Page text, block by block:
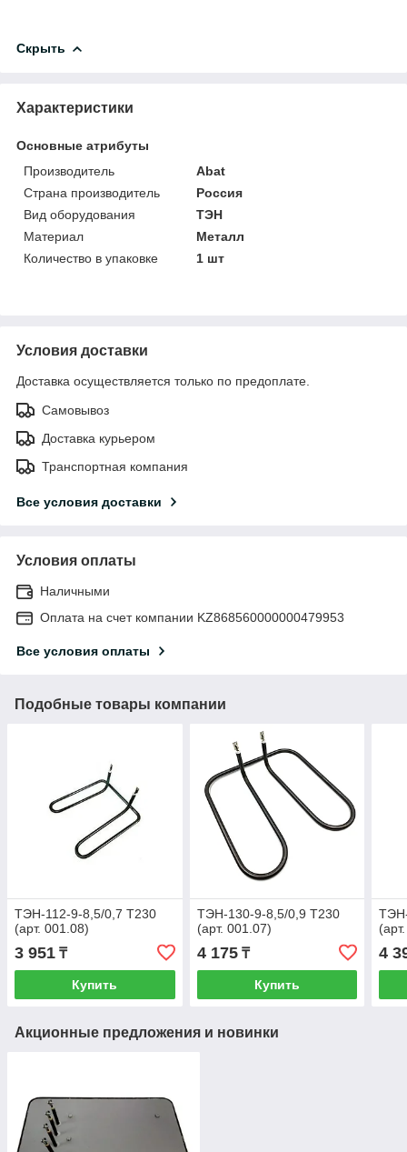
Скрыть
Характеристики
Основные атрибуты
Производитель
Abat
Страна производитель
Россия
Вид оборудования
ТЭН
Материал
Металл
Количество в упаковке
1 шт
Условия доставки
Доставка осуществляется только по предоплате.
Самовывоз
Доставка курьером
Транспортная компания
Все условия доставки
Условия оплаты
Наличными
Оплата на счет компании KZ868560000000479953
Все условия оплаты
Подобные товары компании
ТЭН-112-9-8,5/0,7 Т230
(арт. 001.08)
3 951 ₸
Купить
ТЭН-130-9-8,5/0,9 Т230
(арт. 001.07)
4 175₸
Купить
4
Акционные предложения и новинки